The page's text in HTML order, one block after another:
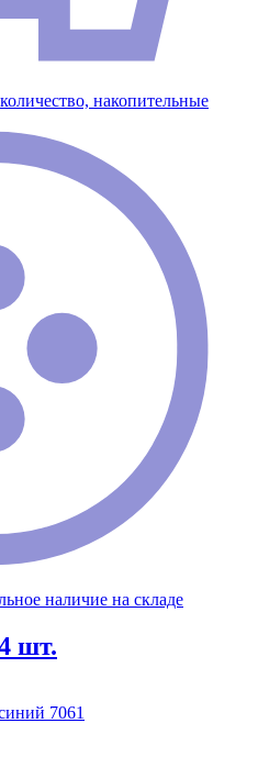
накопительные
наличие на складе
шт.
7061